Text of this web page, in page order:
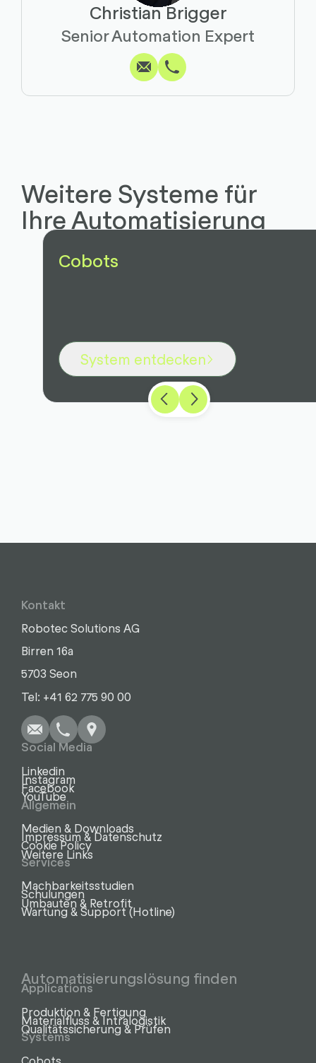
Christian Brigger
Senior Automation Expert
SchreibenKopieren
AnrufenKopieren
Weitere Systeme für
Ihre Automatisierung
Cobots
System entdecken
Kontakt
Robotec Solutions AG
Birren 16a
5703 Seon
Tel: +41 62 775 90 00
Social Media
Linkedin
Instagram
Facebook
YouTube
Allgemein
Medien & Downloads
Impressum & Datenschutz
Cookie Policy
Weitere Links
Services
Machbarkeitsstudien
Schulungen
Umbauten & Retrofit
Wartung & Support (Hotline)
Automatisierungslösung finden
Applications
Produktion & Fertigung
Materialfluss & Intralogistik
Qualitätssicherung & Prüfen
Systems
Cobots